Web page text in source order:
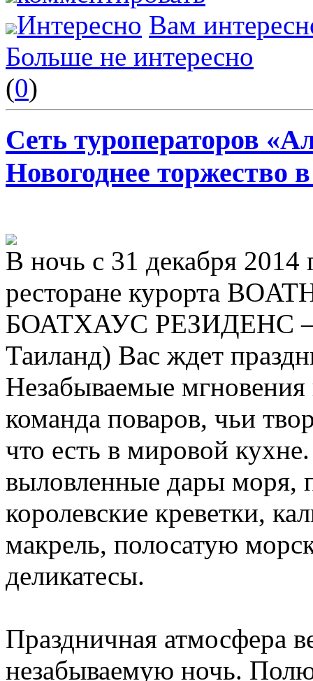
Интересно Вам
Больше не интересно
(0)
Сеть туроператоров
Новогоднее торжество
В ночь с 31 декабря 2014
ресторане курорта
БОАТХАУС РЕЗИДЕНС –
Таиланд) Вас ждет
Незабываемые мгновения
команда поваров, чьи
что есть в мировой
выловленные дары моря,
королевские креветки,
макрель, полосатую
деликатесы.
Праздничная атмосфера
незабываемую ночь.